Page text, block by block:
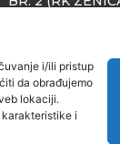
i/ili pristup
da obrađujemo
lokaciji.
i